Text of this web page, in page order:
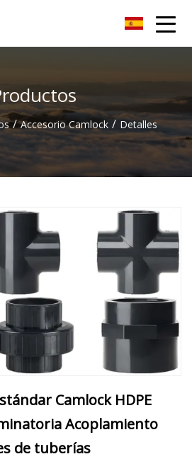
las soluciones de la luz de las estrellas de
/ Accesorio Camlock / Detalles
Camlock HDPE
Acoplamiento
de tuberías